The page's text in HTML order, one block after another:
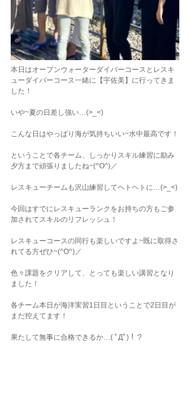
本日はオープンウォーターダイバーコースとレスキ
ューダイバーコース一緒に【宇佐美】に行ってきま
した！
いや~夏の日差し強い…(>_<)
こんな日はやっぱり海が気持ちいい~水中最高です！
ということで各チーム、しっかりスキル練習に励み
夕方まで頑張りましたね~(^O^)／
レスキューチームも沢山練習してヘトヘトに…(>_<)
今回はすでにレスキューランクをお持ちの方もご参
加されてスキルのリフレッシュ！
レスキューコースの同行も楽しいですよ~既に取得さ
れてる方ぜひ~(^O^)／
色々課題をクリアして、とっても楽しい講習となり
ました！
各チーム本日が海洋実習1日目ということで2日目が
まだ控えてます！
果たして無事に合格できるか…( ﾟДﾟ)！？